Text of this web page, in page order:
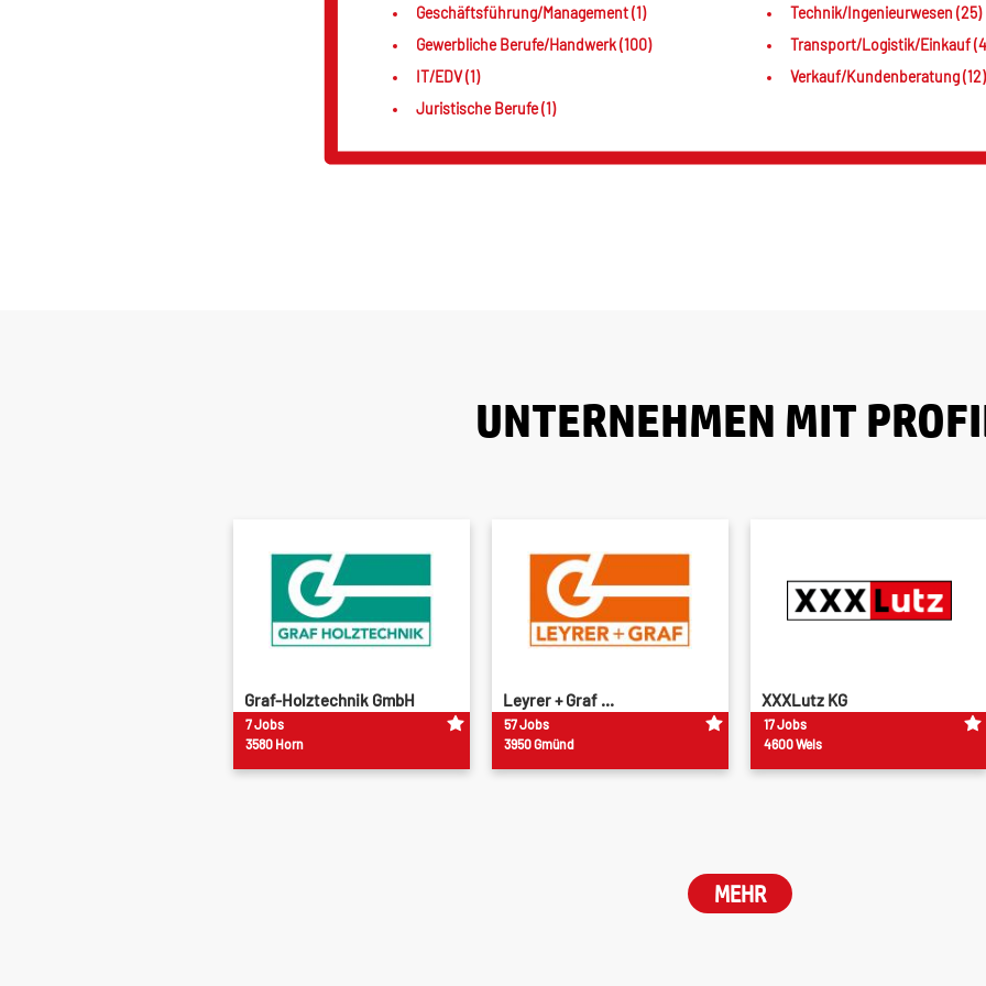
Geschäftsführung/Management (1)
Gewerbliche Berufe/Handwerk (100)
IT/EDV (1)
Juristische Berufe (1)
Technik/Ingenieurwesen (25)
Transport/Logistik/Einkauf
Verkauf/Kundenberatung (12)
UNTERNEHMEN MIT
Graf-Holztechnik GmbH
7 Jobs
3580 Horn
Leyrer + Graf ...
57 Jobs
3950 Gmünd
XXXLutz KG
17 Jobs
4600 Wels
MEHR